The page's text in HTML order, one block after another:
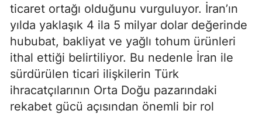
ticaret ortağı olduğunu vurguluyor. İran’ın
yılda yaklaşık 4 ila 5 milyar dolar değerinde
hububat, bakliyat ve yağlı tohum ürünleri
ithal ettiği belirtiliyor. Bu nedenle İran ile
sürdürülen ticari ilişkilerin Türk
ihracatçılarının Orta Doğu pazarındaki
rekabet gücü açısından önemli bir rol